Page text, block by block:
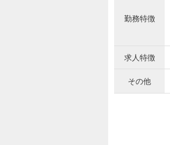
勤務特徴
求人特徴
その他